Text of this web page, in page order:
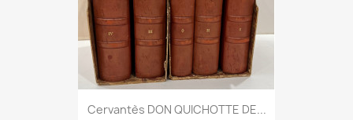
Cervantès DON QUICHOTTE DE...